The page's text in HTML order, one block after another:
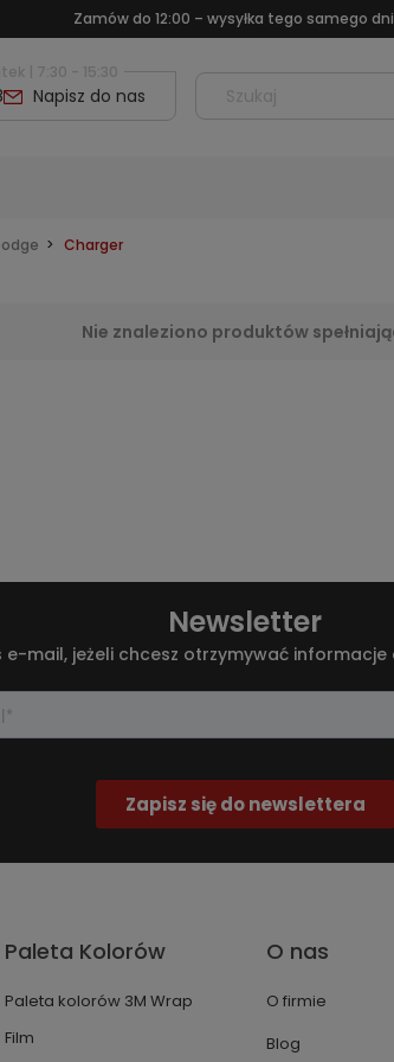
Zamów do 12:00 – wysyłka tego samego
| 7:30 - 15:30
Napisz do nas
Charger
Nie znaleziono produktów
Newsletter
e-mail, jeżeli chcesz otrzymywać
Paleta Kolorów
Paleta kolorów 3M Wrap
Film
O nas
O firmie
Blog